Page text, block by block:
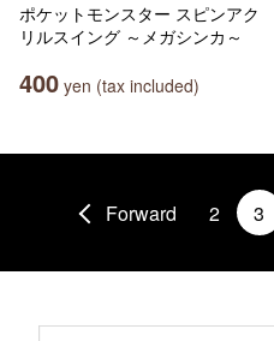
ポケットモンスター スピンアク
リルスイング ～メガシンカ～
400 yen (tax included)
Forward 2 3